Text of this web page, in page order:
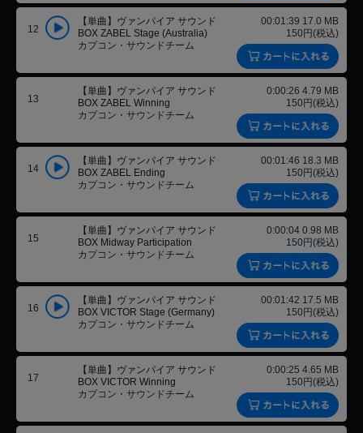
12
【単曲】ヴァンパイア サウンド
BOX ZABEL Stage (Australia)
カプコン・サウンドチーム
00:01:39 17.0 MB
150円(税込)
13
【単曲】ヴァンパイア サウンド
BOX ZABEL Winning
カプコン・サウンドチーム
0:00:26 4.79 MB
150円(税込)
14
【単曲】ヴァンパイア サウンド
BOX ZABEL Ending
カプコン・サウンドチーム
00:01:46 18.3 MB
150円(税込)
15
【単曲】ヴァンパイア サウンド
BOX Midway Participation
カプコン・サウンドチーム
0:00:04 0.98 MB
150円(税込)
16
【単曲】ヴァンパイア サウンド
BOX VICTOR Stage (Germany)
カプコン・サウンドチーム
00:01:42 17.5 MB
150円(税込)
17
【単曲】ヴァンパイア サウンド
BOX VICTOR Winning
カプコン・サウンドチーム
0:00:25 4.65 MB
150円(税込)